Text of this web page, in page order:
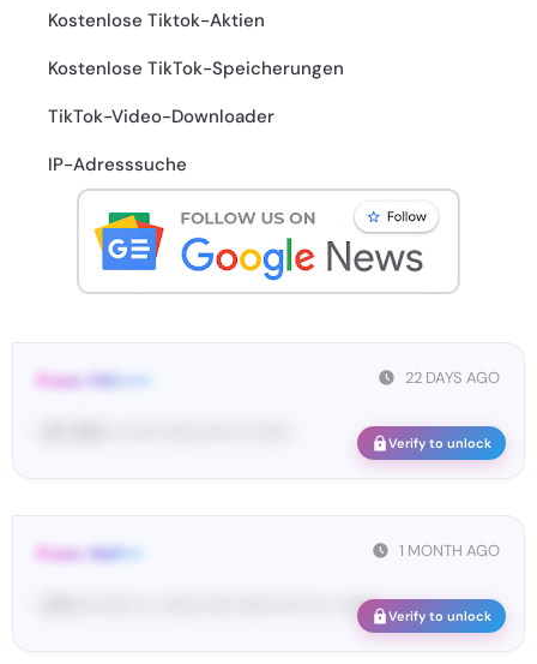
Kostenlose Tiktok-Aktien
Kostenlose TikTok-Speicherungen
TikTok-Video-Downloader
IP-Adresssuche
22 DAYS AGO
From: FAC•••••
Verify to unlock
1 MONTH AGO
From: WeP•••
<W••••• ••••• •• • •••••• ••••• •••••• •••• ••• • •••••• Verify to unlock